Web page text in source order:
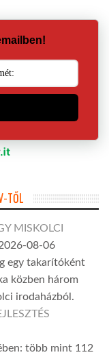
TŐL
MISKOLCI
08-06
egy takarítóként
közben három
irodaházból.
több mint 112